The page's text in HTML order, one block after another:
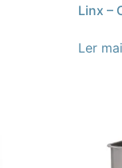
Linx –
Ler